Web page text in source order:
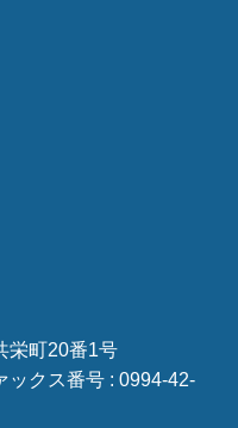
栄町20番1号
ックス番号 : 0994-42-